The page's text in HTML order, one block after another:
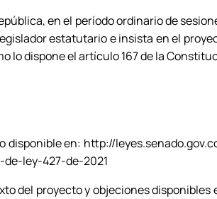
en el período ordinario de
estatutario e insista en el
lo dispone el artículo 167 de la
disponible en: http://
ley-427-de-2021
del proyecto y objeciones disponibles